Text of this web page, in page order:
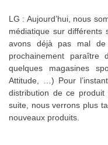
LG : Aujourd’hui, nous
médiatique sur différents
avons déjà pas mal de
prochainement
quelques magasines
Attitude, …) Pour
distribution de ce
suite, nous verrons plus
nouveaux produits.